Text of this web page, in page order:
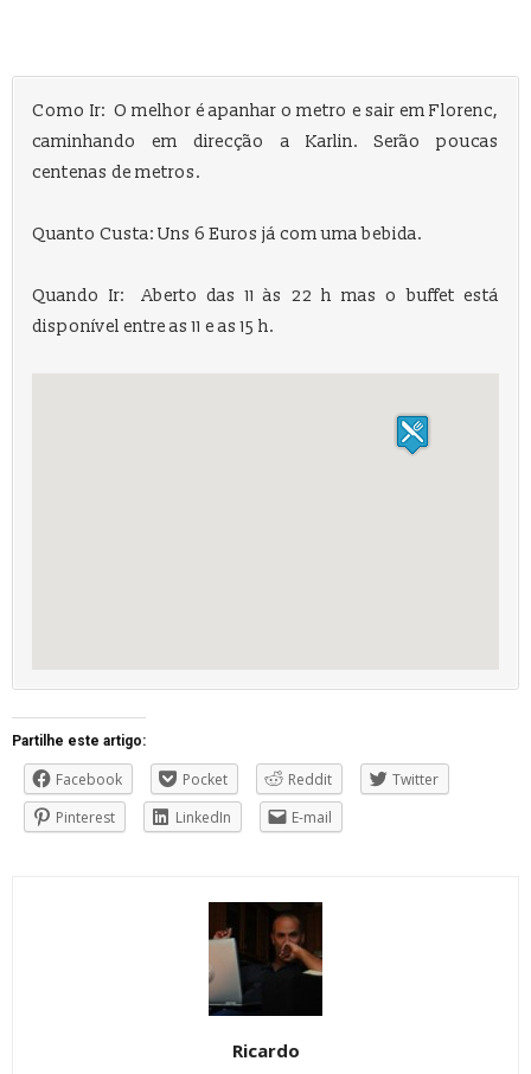
Como Ir: O melhor é apanhar o metro e sair em Florenc,
caminhando em direcção a Karlin. Serão poucas
centenas de metros.
Quanto Custa: Uns 6 Euros já com uma bebida.
Quando Ir: Aberto das 11 às 22 h mas o buffet está
disponível entre as 11 e as 15 h.
Partilhe este artigo:
Facebook Pocket Reddit
Twitter
Pinterest
LinkedIn E-mail
Ricardo